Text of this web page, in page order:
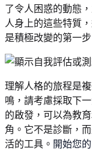
了令人困惑的動態
人身上的這些特質
是積極改變的第一步
理解人格的旅程是
鳴，請考慮採取下
的啟發，可以為教
角。它不是診斷，
活的工具。 開始您